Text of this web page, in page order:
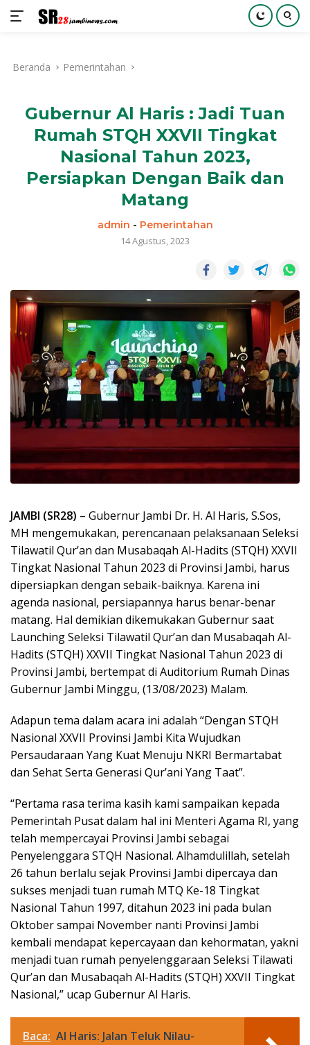
kontenBeranda Pemerintahan
Gubernur Al Haris : Jadi Tuan
Rumah STQH XXVII Tingkat
Nasional Tahun 2023,
Persiapkan Dengan Baik dan
Matang
admin - Pemerintahan
14 Agustus, 2023
JAMBI (SR28) – Gubernur Jambi Dr. H. Al Haris, S.Sos,
MH mengemukakan, perencanaan pelaksanaan Seleksi
Tilawatil Qur’an dan Musabaqah Al-Hadits (STQH) XXVII
Tingkat Nasional Tahun 2023 di Provinsi Jambi, harus
dipersiapkan dengan sebaik-baiknya. Karena ini
agenda nasional, persiapannya harus benar-benar
matang. Hal demikian dikemukakan Gubernur saat
Launching Seleksi Tilawatil Qur’an dan Musabaqah Al-
Hadits (STQH) XXVII Tingkat Nasional Tahun 2023 di
Provinsi Jambi, bertempat di Auditorium Rumah Dinas
Gubernur Jambi Minggu, (13/08/2023) Malam.
Adapun tema dalam acara ini adalah “Dengan STQH
Nasional XXVII Provinsi Jambi Kita Wujudkan
Persaudaraan Yang Kuat Menuju NKRI Bermartabat
dan Sehat Serta Generasi Qur’ani Yang Taat”.
“Pertama rasa terima kasih kami sampaikan kepada
Pemerintah Pusat dalam hal ini Menteri Agama RI, yang
telah mempercayai Provinsi Jambi sebagai
Penyelenggara STQH Nasional. Alhamdulillah, setelah
26 tahun berlalu sejak Provinsi Jambi dipercaya dan
sukses menjadi tuan rumah MTQ Ke-18 Tingkat
Nasional Tahun 1997, ditahun 2023 ini pada bulan
Oktober sampai November nanti Provinsi Jambi
kembali mendapat kepercayaan dan kehormatan, yakni
menjadi tuan rumah penyelenggaraan Seleksi Tilawati
Qur’an dan Musabaqah Al-Hadits (STQH) XXVII Tingkat
Nasional,” ucap Gubernur Al Haris.
Baca: Al Haris: Jalan Teluk Nilau-